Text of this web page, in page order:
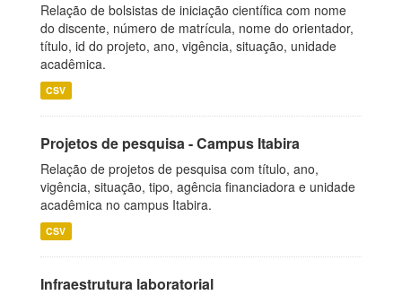
Relação de bolsistas de iniciação científica com nome
do discente, número de matrícula, nome do orientador,
título, id do projeto, ano, vigência, situação, unidade
acadêmica.
CSV
Projetos de pesquisa - Campus Itabira
Relação de projetos de pesquisa com título, ano,
vigência, situação, tipo, agência financiadora e unidade
acadêmica no campus Itabira.
CSV
Infraestrutura laboratorial